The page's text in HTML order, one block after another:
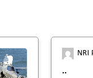
NRI
..